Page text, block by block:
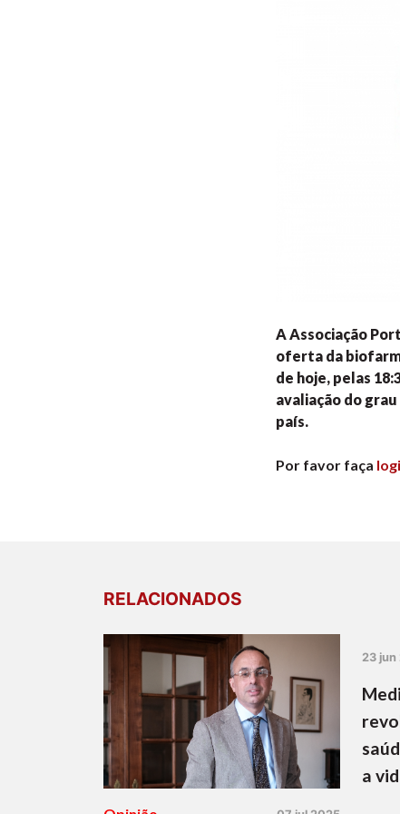
A Associação
oferta da
de hoje, pelas
avaliação do
país.
Por favor faça
RELACIONADOS
23 jun
a